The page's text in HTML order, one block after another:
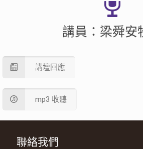
講員：梁舜安
講壇回應
mp3 收聽
聯絡我們